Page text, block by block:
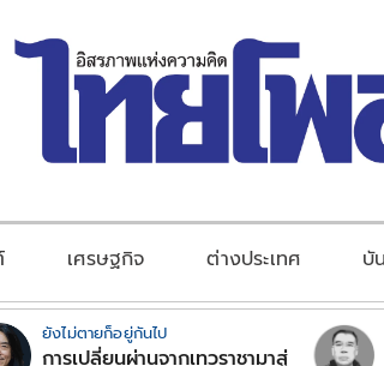
เศรษฐกิจ ต่างประเทศ บั
ยังไม่ตายก็อยู่กันไป
การเปลี่ยนผ่านจากเทวราชามาสู่